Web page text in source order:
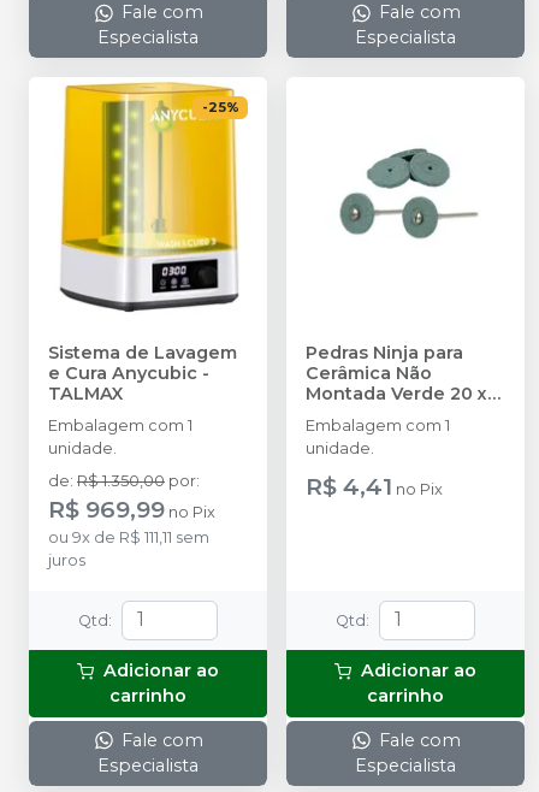
Fale com
Especialista
Fale com
Especialista
-25%
Sistema de Lavagem
e Cura Anycubic -
TALMAX
Embalagem com 1
unidade.
de: R$ 1.350,00 por:
R$ 969,99 no Pix
ou 9x de R$ 111,11 sem
juros
Qtd :
Adicionar ao
carrinho
Fale com
Especialista
Pedras Ninja para
Cerâmica Não
Montada Verde 20 x
2,7mm - 1 unidade
TALMAX
Embalagem com 1
unidade.
R$ 4,41 no Pix
Qtd :
Adicionar ao
carrinho
Fale com
Especialista